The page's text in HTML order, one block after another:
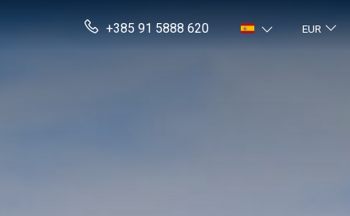
+385 91 5888 620 EUR